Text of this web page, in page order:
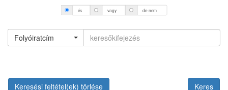
és vagy de nem
Folyóiratcím
Keresési feltétel(ek) törlése